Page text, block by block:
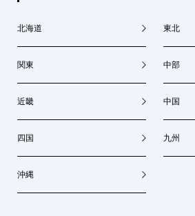
北海道 東北
関東 中部
近畿 中国
四国 九州
沖縄